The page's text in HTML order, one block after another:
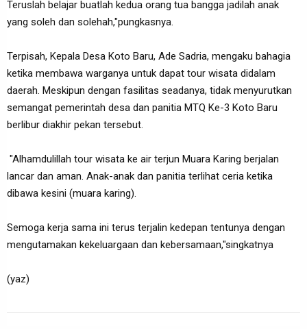
Teruslah belajar buatlah kedua orang tua bangga jadilah anak
yang soleh dan solehah,"pungkasnya.
Terpisah, Kepala Desa Koto Baru, Ade Sadria, mengaku bahagia
ketika membawa warganya untuk dapat tour wisata didalam
daerah. Meskipun dengan fasilitas seadanya, tidak menyurutkan
semangat pemerintah desa dan panitia MTQ Ke-3 Koto Baru
berlibur diakhir pekan tersebut.
"Alhamdulillah tour wisata ke air terjun Muara Karing berjalan
lancar dan aman. Anak-anak dan panitia terlihat ceria ketika
dibawa kesini (muara karing).
Semoga kerja sama ini terus terjalin kedepan tentunya dengan
mengutamakan kekeluargaan dan kebersamaan,"singkatnya
(yaz)